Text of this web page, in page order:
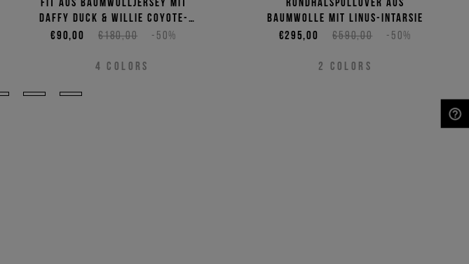
Daffy Duck & Willie Coyote-
Print
€180,00 -50%
€90,00
4 COLORS
Baumwolle mit Linus-Intarsie
€590,00
-50%
€295,00
2 COLORS